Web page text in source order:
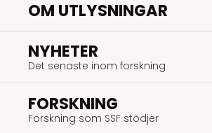
OM UTLYSNINGAR
NYHETER
Det senaste inom forskning
FORSKNING
Forskning som SSF stödjer